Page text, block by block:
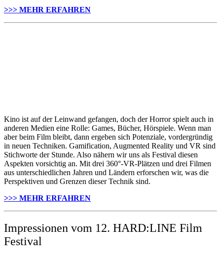
>>> MEHR ERFAHREN
Kino ist auf der Leinwand gefangen, doch der Horror spielt auch in
anderen Medien eine Rolle: Games, Bücher, Hörspiele. Wenn man
aber beim Film bleibt, dann ergeben sich Potenziale, vordergründig
in neuen Techniken. Gamification, Augmented Reality und VR sind
Stichworte der Stunde. Also nähern wir uns als Festival diesen
Aspekten vorsichtig an. Mit drei 360°-VR-Plätzen und drei Filmen
aus unterschiedlichen Jahren und Ländern erforschen wir, was die
Perspektiven und Grenzen dieser Technik sind.
>>> MEHR ERFAHREN
Impressionen vom 12. HARD:LINE Film
Festival